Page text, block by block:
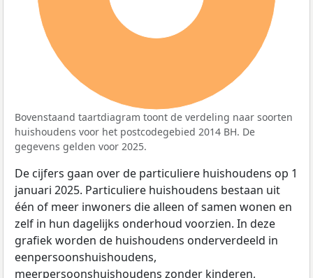
Bovenstaand taartdiagram toont de verdeling naar soorten
huishoudens voor het postcodegebied 2014 BH. De
gegevens gelden voor 2025.
De cijfers gaan over de particuliere huishoudens op 1
januari 2025. Particuliere huishoudens bestaan uit
één of meer inwoners die alleen of samen wonen en
zelf in hun dagelijks onderhoud voorzien. In deze
grafiek worden de huishoudens onderverdeeld in
eenpersoonshuishoudens,
meerpersoonshuishoudens zonder kinderen,